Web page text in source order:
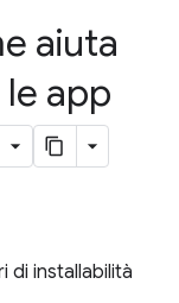
aiuta
app
di installabilità